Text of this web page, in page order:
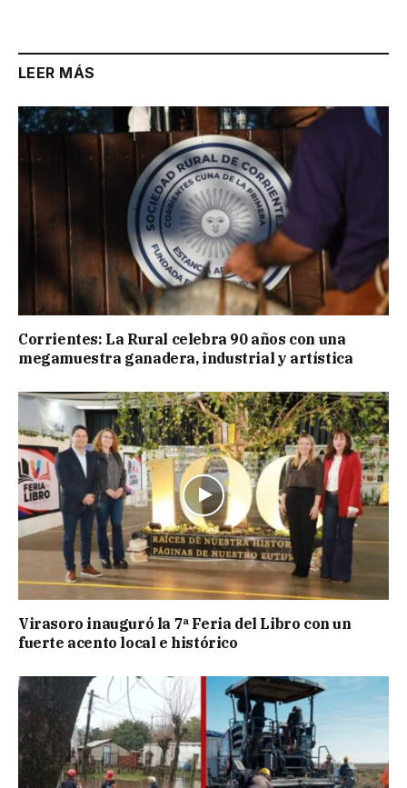
LEER MÁS
Corrientes: La Rural celebra 90 años con una
megamuestra ganadera, industrial y artística
Virasoro inauguró la 7ª Feria del Libro con un
fuerte acento local e histórico